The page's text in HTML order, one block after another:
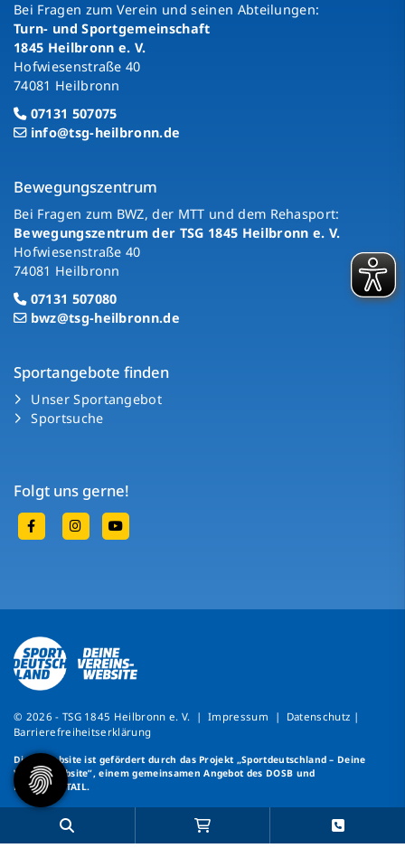
Bei Fragen zum Verein und seinen Abteilungen:
Turn- und Sportgemeinschaft
1845 Heilbronn e. V.
Hofwiesenstraße 40
74081 Heilbronn
07131 507075
info@tsg-heilbronn.de
Bewegungszentrum
Bei Fragen zum BWZ, der MTT und dem Rehasport:
Bewegungszentrum der TSG 1845 Heilbronn e. V.
Hofwiesenstraße 40
74081 Heilbronn
07131 507080
bwz@tsg-heilbronn.de
Sportangebote finden
Unser Sportangebot
Sportsuche
Folgt uns gerne!
© 2026 - TSG 1845 Heilbronn e. V. |Impressum | Datenschutz |
Barrierefreiheitserklärung
Diese Website ist gefördert durch das Projekt „Sportdeutschland – Deine
Vereinswebsite”, einem gemeinsamen Angebot des DOSB und
NETZCOCKTAIL.